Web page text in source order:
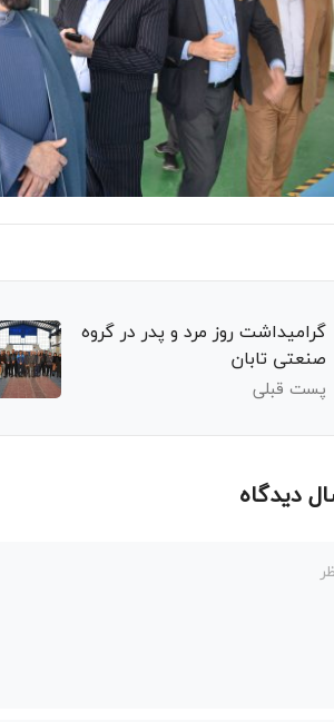
گرامیداشت روز مرد و پدر در گروه
صنعتی تابان
پست قبلی
دیدگاه